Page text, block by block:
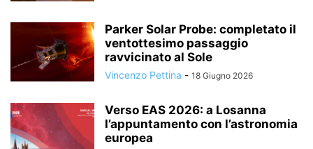
Parker Solar Probe: completato il
ventottesimo passaggio
ravvicinato al Sole
Vincenzo Pettina - 18 Giugno 2026
Verso EAS 2026: a Losanna
l’appuntamento con l’astronomia
europea